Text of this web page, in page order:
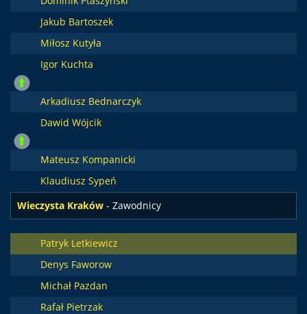
Jakub Bartoszek
Miłosz Kutyła
Igor Kuchta
Arkadiusz Bednarczyk
Dawid Wójcik
Mateusz Kompanicki
Klaudiusz Sypeń
Wieczysta Kraków - Zawodnicy
Patryk Letkiewicz
Denys Faworow
Michał Pazdan
Rafał Pietrzak